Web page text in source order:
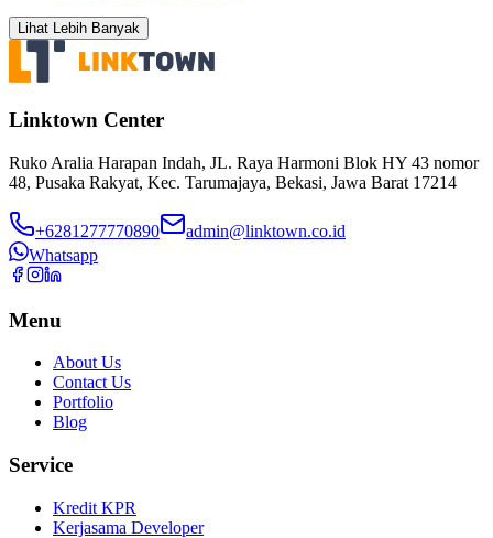
Lihat Lebih Banyak
Linktown Center
Ruko Aralia Harapan Indah, JL. Raya Harmoni Blok HY 43 nomor
48, Pusaka Rakyat, Kec. Tarumajaya, Bekasi, Jawa Barat 17214
+6281277770890
admin@linktown.co.id
Whatsapp
Menu
About Us
Contact Us
Portfolio
Blog
Service
Kredit KPR
Kerjasama Developer